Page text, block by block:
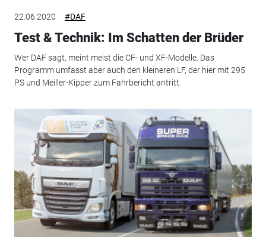
22.06.2020 #DAF
Test & Technik: Im Schatten der Brüder
Wer DAF sagt, meint meist die CF- und XF-Modelle. Das
Programm umfasst aber auch den kleineren LF, der hier mit 295
PS und Meiller-Kipper zum Fahrbericht antritt.